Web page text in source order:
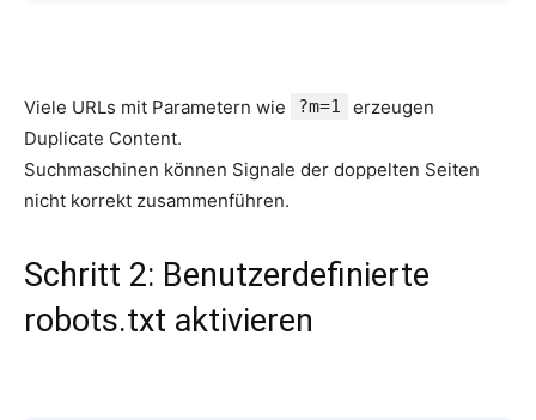
Viele URLs mit Parametern wie ?m=1
erzeugen
Duplicate Content.
Suchmaschinen können Signale der doppelten Seiten
nicht korrekt zusammenführen.
Schritt 2: Benutzerdefinierte
robots.txt aktivieren